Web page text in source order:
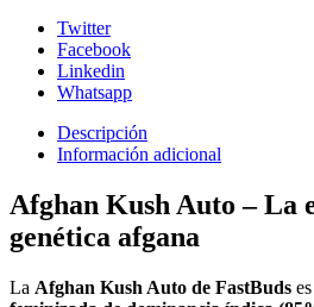
Twitter
Facebook
Linkedin
Whatsapp
Descripción
Información adicional
Afghan Kush Auto – La
genética afgana
La Afghan Kush Auto de FastBuds